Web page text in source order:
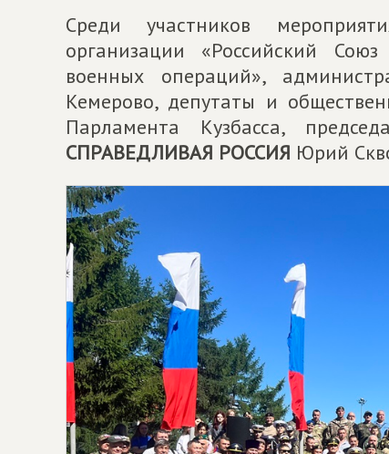
Среди участников
организации «Российский
военных операций»,
Кемерово, депутаты и
Парламента Кузбасса,
СПРАВЕДЛИВАЯ РОССИЯ Юрий